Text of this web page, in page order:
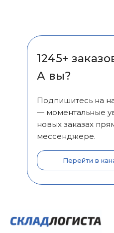
Подпишитесь на
— моментальные
новых заказах
мессенджере.
1245+
А вы?
Перейти в